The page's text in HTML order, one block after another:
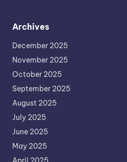
Archives
December 2025
November 2025
October 2025
September 2025
August 2025
July 2025
June 2025
May 2025